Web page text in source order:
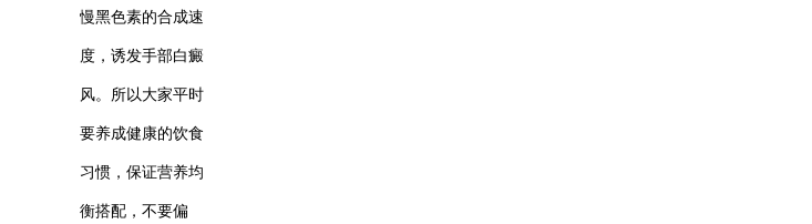
慢黑色素的合成速
度，诱发手部白癜
风。所以大家平时
要养成健康的饮食
习惯，保证营养均
衡搭配，不要偏